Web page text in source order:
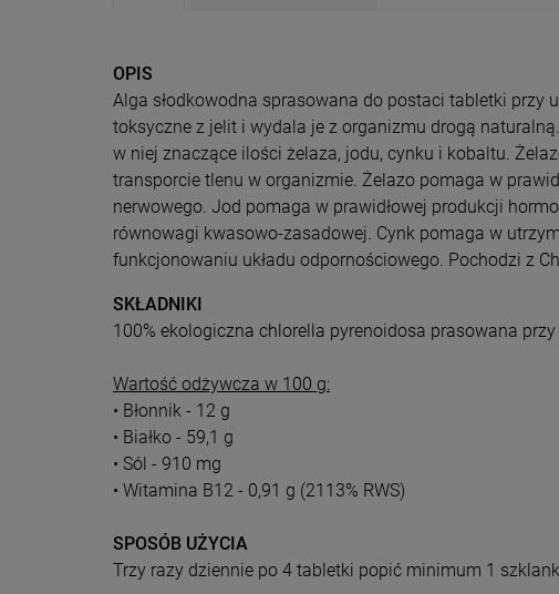
OPIS
Alga słodkowodna sprasowana do postaci tabletki przy
toksyczne z jelit i wydala je z organizmu drogą
w niej znaczące ilości żelaza, jodu, cynku i kobaltu.
transporcie tlenu w organizmie. Żelazo pomaga w
nerwowego. Jod pomaga w prawidłowej produkcji
równowagi kwasowo-zasadowej. Cynk pomaga w
funkcjonowaniu układu odpornościowego. Pochodzi z
SKŁADNIKI
100% ekologiczna chlorella pyrenoidosa prasowana
Wartość odżywcza w 100 g:
• Błonnik - 12 g
• Białko - 59,1 g
• Sól - 910 mg
• Witamina B12 - 0,91 g (2113% RWS)
SPOSÓB UŻYCIA
Trzy razy dziennie po 4 tabletki popić minimum 1